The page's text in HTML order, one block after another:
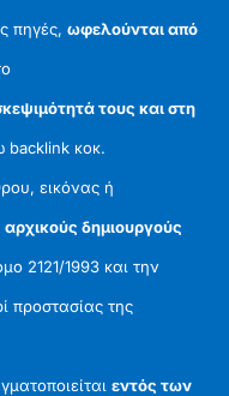
πηγές,ωφελούνται από
τους και στη
backlink κοκ.
εικόνας ή
δημιουργούς
2121/1993 και την
προστασίας της
εντός των